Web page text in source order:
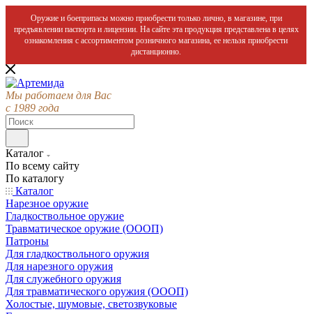
Оружие и боеприпасы можно приобрести только лично, в магазине, при
предъявлении паспорта и лицензии. На сайте эта продукция представлена в целях
ознакомления с ассортиментом розничного магазина, ее нельзя приобрести
дистанционно.
Мы работаем для Вас
с 1989 года
Каталог
По всему сайту
По каталогу
Каталог
Нарезное оружие
Гладкоствольное оружие
Травматическое оружие (ОООП)
Патроны
Для гладкоствольного оружия
Для нарезного оружия
Для служебного оружия
Для травматического оружия (ОООП)
Холостые, шумовые, светозвуковые